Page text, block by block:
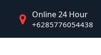
Online 24 Hour
+6285776054438